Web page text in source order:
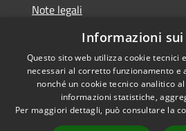
Note legali
Dichiarazione di accessibilità
Accessibilità
Informazioni
Questo sito web utilizza cookie tecnici
necessari al corretto funzionamento e
nonché un cookie tecnico analitico
informazioni statistiche,
Per maggiori dettagli, può consultare la